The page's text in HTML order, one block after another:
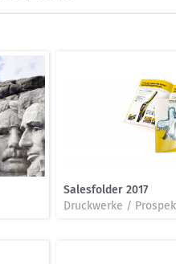
Salesfolder 2017